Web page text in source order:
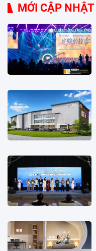
MỚI CẬP NHẬT